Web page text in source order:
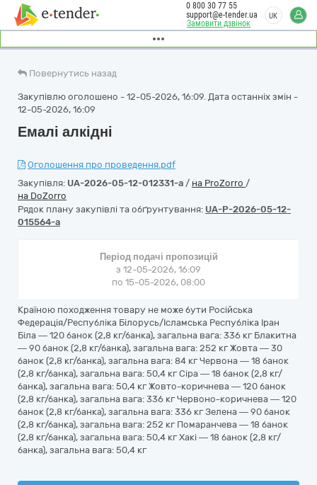
Замовити дзвінок
0 800 30 77 55
support@e-tender.ua
UK
Повернутись назад
Закупівлю оголошено - 12-05-2026, 16:09. Дата останніх змін -
12-05-2026, 16:09
Емалі алкідні
Оголошення про проведення.pdf
Закупівля: UA-2026-05-12-012331-a / на ProZorro /
на DoZorro
Рядок плану закупівлі та обґрунтування: UA-P-2026-05-12-
015564-a
Період подачі пропозицій
з 12-05-2026, 16:09
по 15-05-2026, 08:00
Країною походження товару не може бути Російська
Федерація/Республіка Білорусь/Ісламська Республіка Іран
Біла — 120 банок (2,8 кг/банка), загальна вага: 336 кг Блакитна
— 90 банок (2,8 кг/банка), загальна вага: 252 кг Жовта — 30
банок (2,8 кг/банка), загальна вага: 84 кг Червона — 18 банок
(2,8 кг/банка), загальна вага: 50,4 кг Сіра — 18 банок (2,8 кг/
банка), загальна вага: 50,4 кг Жовто-коричнева — 120 банок
(2,8 кг/банка), загальна вага: 336 кг Червоно-коричнева — 120
банок (2,8 кг/банка), загальна вага: 336 кг Зелена — 90 банок
(2,8 кг/банка), загальна вага: 252 кг Помаранчева — 18 банок
(2,8 кг/банка), загальна вага: 50,4 кг Хакі — 18 банок (2,8 кг/
банка), загальна вага: 50,4 кг